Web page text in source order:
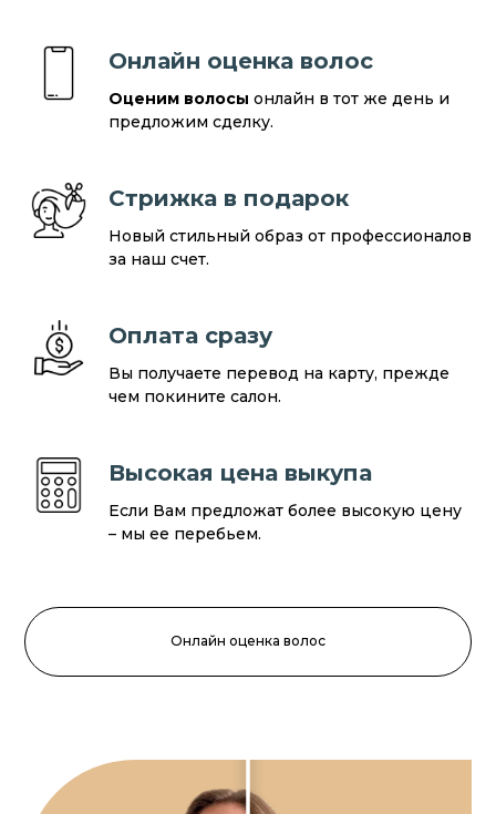
Онлайн оценка волос
Оценим волосы онлайн в тот же день и
предложим сделку.
Стрижка в подарок
Новый стильный образ от профессионалов
за наш счет.
Оплата сразу
Вы получаете перевод на карту, прежде
чем покините салон.
Высокая цена выкупа
Если Вам предложат более высокую цену
– мы ее перебьем.
Онлайн оценка волос